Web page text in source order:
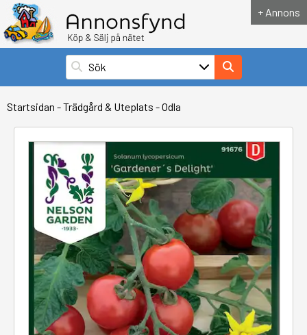
+ Annons
Startsidan -Trädgård & Uteplats -Odla